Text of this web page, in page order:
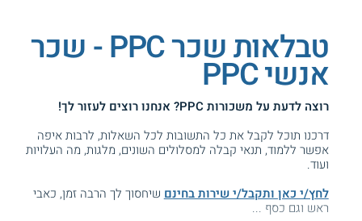
טבלאות שכר PPC - שכר
אנשי PPC
רוצה לדעת על משכורות PPC
? אנחנו רוצים לעזור לך!
דרכנו תוכל לקבל את כל התשובות לכל השאלות, לרבות איפה
אפשר ללמוד, תנאי קבלה למסלולים השונים, מלגות, מה העלויות
ועוד.
לחץ/י כאן ותקבל/י שירות בחינם שיחסוך לך הרבה זמן, כאבי
ראש וגם כסף ...